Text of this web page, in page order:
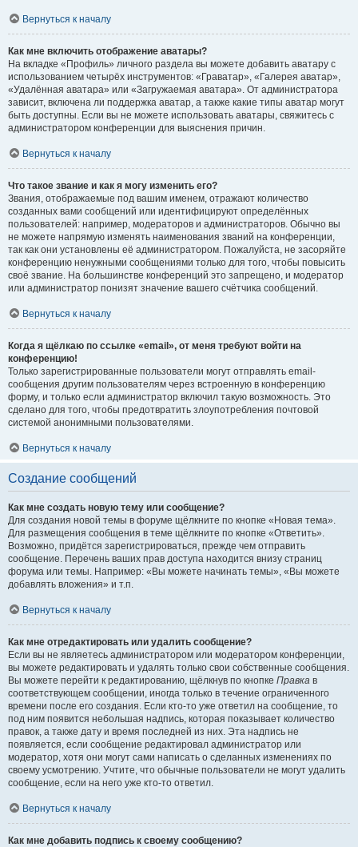
Вернуться к началу
Как мне включить отображение аватары?
На вкладке «Профиль» личного раздела вы можете добавить аватару с
использованием четырёх инструментов: «Граватар», «Галерея аватар»,
«Удалённая аватара» или «Загружаемая аватара». От администратора
зависит, включена ли поддержка аватар, а также какие типы аватар могут
быть доступны. Если вы не можете использовать аватары, свяжитесь с
администратором конференции для выяснения причин.
Вернуться к началу
Что такое звание и как я могу изменить его?
Звания, отображаемые под вашим именем, отражают количество
созданных вами сообщений или идентифицируют определённых
пользователей: например, модераторов и администраторов. Обычно вы
не можете напрямую изменять наименования званий на конференции,
так как они установлены её администратором. Пожалуйста, не засоряйте
конференцию ненужными сообщениями только для того, чтобы повысить
своё звание. На большинстве конференций это запрещено, и модератор
или администратор понизят значение вашего счётчика сообщений.
Вернуться к началу
Когда я щёлкаю по ссылке «email», от меня требуют войти на
конференцию!
Только зарегистрированные пользователи могут отправлять email-
сообщения другим пользователям через встроенную в конференцию
форму, и только если администратор включил такую возможность. Это
сделано для того, чтобы предотвратить злоупотребления почтовой
системой анонимными пользователями.
Вернуться к началу
Создание сообщений
Как мне создать новую тему или сообщение?
Для создания новой темы в форуме щёлкните по кнопке «Новая тема».
Для размещения сообщения в теме щёлкните по кнопке «Ответить».
Возможно, придётся зарегистрироваться, прежде чем отправить
сообщение. Перечень ваших прав доступа находится внизу страниц
форума или темы. Например: «Вы можете начинать темы», «Вы можете
добавлять вложения» и т.п.
Вернуться к началу
Как мне отредактировать или удалить сообщение?
Если вы не являетесь администратором или модератором конференции,
вы можете редактировать и удалять только свои собственные сообщения.
Вы можете перейти к редактированию, щёлкнув по кнопке Правка в
соответствующем сообщении, иногда только в течение ограниченного
времени после его создания. Если кто-то уже ответил на сообщение, то
под ним появится небольшая надпись, которая показывает количество
правок, а также дату и время последней из них. Эта надпись не
появляется, если сообщение редактировал администратор или
модератор, хотя они могут сами написать о сделанных изменениях по
своему усмотрению. Учтите, что обычные пользователи не могут удалить
сообщение, если на него уже кто-то ответил.
Вернуться к началу
Как мне добавить подпись к своему сообщению?